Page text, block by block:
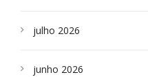
julho 2026
junho 2026